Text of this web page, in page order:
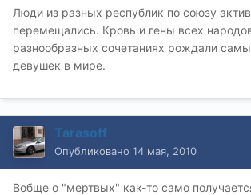
Люди из разных республик по союзу
перемещались. Кровь и гены всех
разнообразных сочетаниях рождали
девушек в мире.
Tarasoff
Опубликовано 14 мая, 2010
Вобще о "мертвых" как-то само